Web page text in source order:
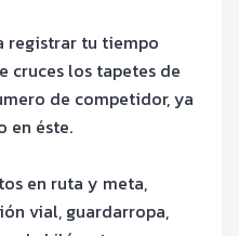
registrar tu tiempo
cruces los tapetes de
de competidor, ya
en éste.
en ruta y meta,
vial, guardarropa,